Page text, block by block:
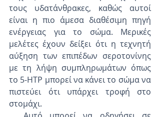
τους υδατάνθρακες, καθώς αυτοί
είναι η πιο άμεσα διαθέσιμη πηγή
ενέργειας για το σώμα. Μερικές
μελέτες έχουν δείξει ότι η τεχνητή
αύξηση των επιπέδων σεροτονίνης
με τη λήψη συμπληρωμάτων όπως
το 5-HTP μπορεί να κάνει το σώμα να
πιστεύει ότι υπάρχει τροφή στο
στομάχι.